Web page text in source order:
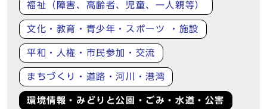
福祉（障害、高齢者、児童、一人親等）
文化・教育・青少年・スポーツ ・施設
平和・人権・市民参加・交流
まちづくり・道路・河川・港湾
環境情報・みどりと公園・ごみ・水道・公害